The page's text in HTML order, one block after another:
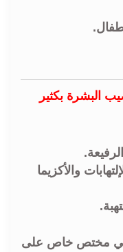
البشرة بكثير
والأكزيما
مختص خاص على